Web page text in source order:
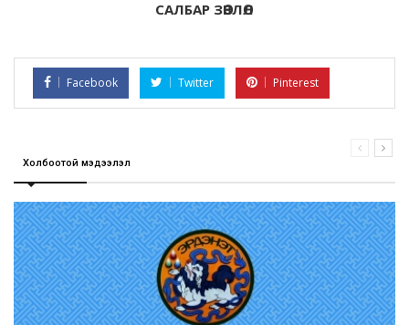
САЛБАР ЗӨВЛӨЛ
Facebook Twitter Pinterest
Холбоотой мэдээлэл